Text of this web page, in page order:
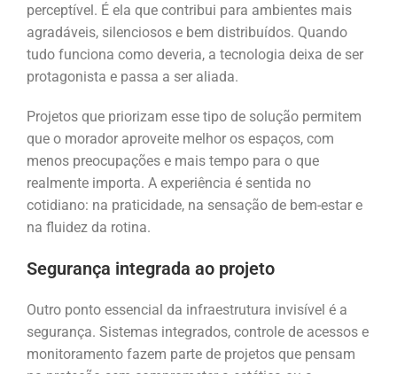
perceptível. É ela que contribui para ambientes mais
agradáveis, silenciosos e bem distribuídos. Quando
tudo funciona como deveria, a tecnologia deixa de ser
protagonista e passa a ser aliada.
Projetos que priorizam esse tipo de solução permitem
que o morador aproveite melhor os espaços, com
menos preocupações e mais tempo para o que
realmente importa. A experiência é sentida no
cotidiano: na praticidade, na sensação de bem-estar e
na fluidez da rotina.
Segurança integrada ao projeto
Outro ponto essencial da infraestrutura invisível é a
segurança. Sistemas integrados, controle de acessos e
monitoramento fazem parte de projetos que pensam